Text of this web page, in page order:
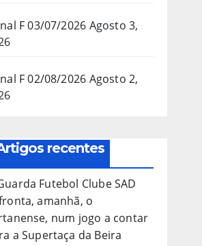
F 03/07/2026 Agosto 3,
F 02/08/2026 Agosto 2,
recentes
Futebol Clube SAD
amanhã, o
num jogo a contar
a Supertaça da Beira